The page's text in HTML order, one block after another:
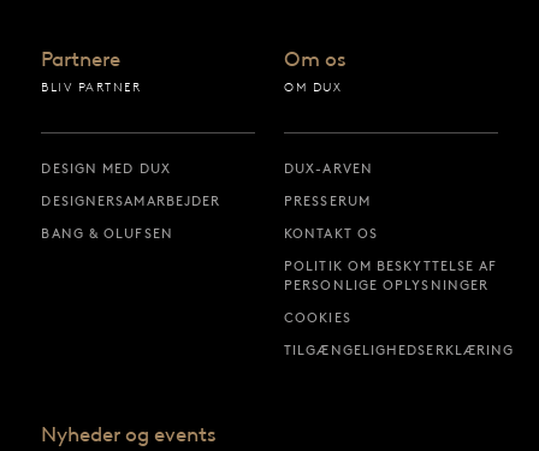
Partnere
BLIV PARTNER
DESIGN MED DUX
DESIGNERSAMARBEJDER
BANG & OLUFSEN
Om os
OM DUX
DUX-ARVEN
PRESSERUM
KONTAKT OS
POLITIK OM BESKYTTELSE AF
PERSONLIGE OPLYSNINGER
COOKIES
TILGÆNGELIGHEDSERKLÆRING
Nyheder og events